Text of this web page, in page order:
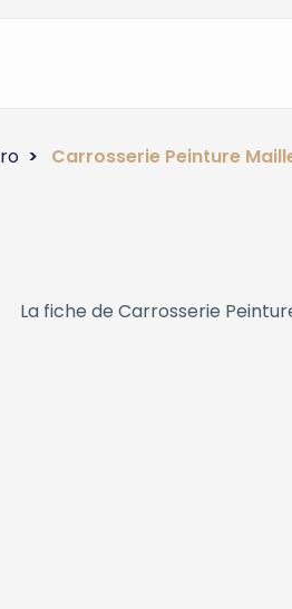
Carrosserie Peinture
La fiche deCarrosserie